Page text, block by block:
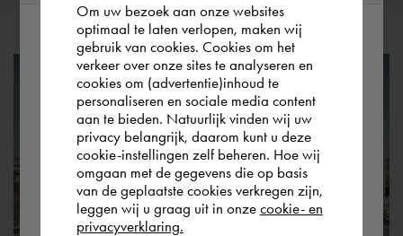
According to us you are situated in Rest of
the world. Please confirm in which country
you wish to shop.
Italia Rest of the world
Om uw bezoek aan onze websites
optimaal te laten verlopen, maken wij
gebruik van cookies. Cookies om het
verkeer over onze sites te analyseren en
cookies om (advertentie)inhoud te
personaliseren en sociale media content
aan te bieden. Natuurlijk vinden wij uw
privacy belangrijk, daarom kunt u deze
cookie-instellingen zelf beheren. Hoe wij
omgaan met de gegevens die op basis
van de geplaatste cookies verkregen zijn,
leggen wij u graag uit in onze cookie- en
privacyverklaring.